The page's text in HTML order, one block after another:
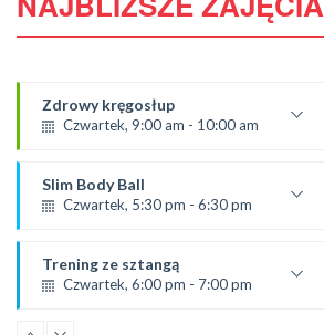
Zdrowy kręgosłup
Czwartek, 9:00 am - 10:00 am
Ania
*Zajęcia dla dorosłych i dzieci
Slim Body Ball
Czwartek, 5:30 pm - 6:30 pm
Ola C.
SALA 1
Trening ze sztangą
Czwartek, 6:00 pm - 7:00 pm